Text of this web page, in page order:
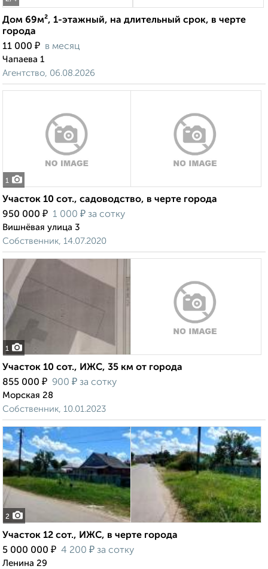
Дом 69м², 1-этажный, на длительный срок, в черте
города
11 000 ₽ в месяц
Чапаева 1
Агентство, 06.08.2026
1
Участок 10 сот., садоводство, в черте города
950 000 ₽ 1 000 ₽ за сотку
Вишнёвая улица 3
Собственник, 14.07.2020
1
Участок 10 сот., ИЖС, 35 км от города
855 000 ₽ 900 ₽ за сотку
Морская 28
Собственник, 10.01.2023
2
Участок 12 сот., ИЖС, в черте города
5 000 000 ₽ 4 200 ₽ за сотку
Ленина 29